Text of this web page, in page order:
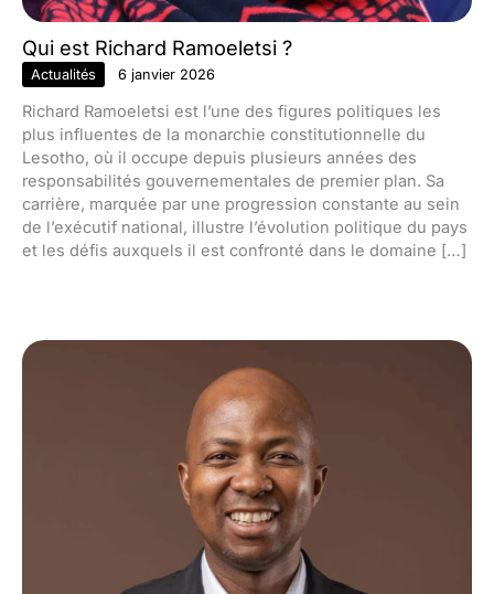
Qui est Richard Ramoeletsi ?
Actualités 6 janvier 2026
Richard Ramoeletsi est l’une des figures politiques les
plus influentes de la monarchie constitutionnelle du
Lesotho, où il occupe depuis plusieurs années des
responsabilités gouvernementales de premier plan. Sa
carrière, marquée par une progression constante au sein
de l’exécutif national, illustre l’évolution politique du pays
et les défis auxquels il est confronté dans le domaine […]